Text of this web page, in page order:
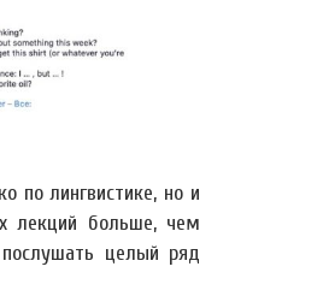
по лингвистике, но и
лекций больше, чем
целый ряд